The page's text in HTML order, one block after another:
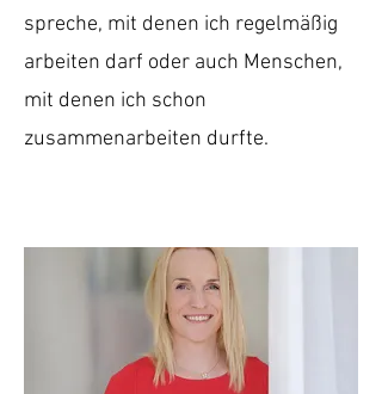
spreche, mit denen ich regelmäßig
arbeiten darf oder auch Menschen,
mit denen ich schon
zusammenarbeiten durfte.